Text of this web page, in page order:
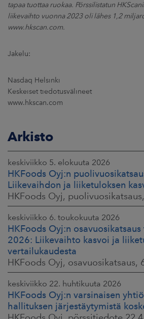
tapaa tuottaa ruokaa. Pörssilistatun
liikevaihto vuonna 2023 oli lähes 1,2
www.hkscan.com.
Jakelu:
Nasdaq Helsinki
Keskeiset tiedotusvälineet
www.hkscan.com
Arkisto
keskiviikko 5. elokuuta 2026
HKFoods Oyj:n
Liikevaihdon ja liiketuloksen
HKFoods Oyj,
keskiviikko 6. toukokuuta 2026
HKFoods Oyj:n
2026: Liikevaihto kasvoi ja
vertailukaudesta
HKFoods Oyj, osavuosikatsaus,
keskiviikko 22. huhtikuuta 2026
HKFoods Oyj:n varsinaisen
hallituksen järjestäytymistä